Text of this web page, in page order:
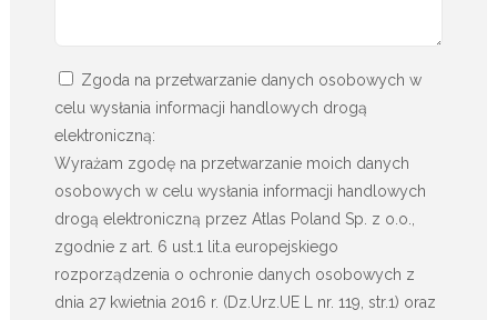
Zgoda na przetwarzanie danych osobowych w
celu wysłania informacji handlowych drogą
elektroniczną:
Wyrażam zgodę na przetwarzanie moich danych
osobowych w celu wysłania informacji handlowych
drogą elektroniczną przez Atlas Poland Sp. z o.o.,
zgodnie z art. 6 ust.1 lit.a europejskiego
rozporządzenia o ochronie danych osobowych z
dnia 27 kwietnia 2016 r. (Dz.Urz.UE L nr. 119, str.1) oraz